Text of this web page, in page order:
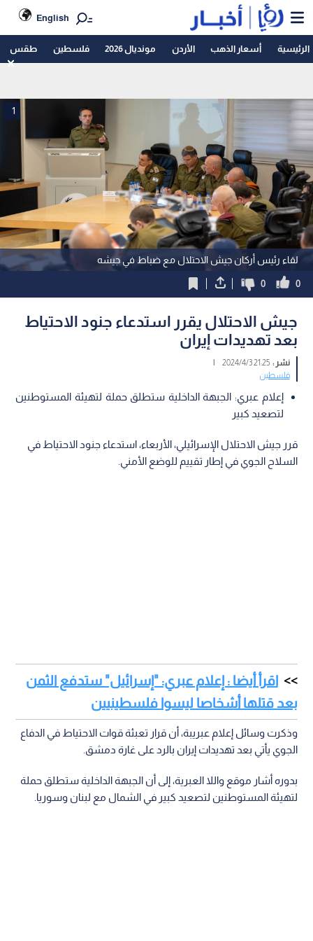
English
الرئيسية أسعار الذهب الأردن مونديال 2026 فلسطين طقس
لقاء رئيس أركان جيش الاحتلال مع ضباط في جيشه
1
0
0
جيش الاحتلال يقرر استدعاء جنود الاحتياط
بعد تهديدات إيران
نشر :21:25 2024/4/3
|
فلسطين
إعلام عبري: الجبهة الداخلية ستطلق حملة لتهيئة المستوطنين
لتصعيد كبير
قرر جيش الاحتلال الإسرائيلي، الأربعاء، استدعاء جنود الاحتياط في
السلاح الجوي في إطار تقييم للوضع الأمني.
اقرأ أيضا : إعلام عبري: "إسرائيل" ستدفع الثمن
بعد قتلها أشخاصا ليسوا فلسطينيين
وذكرت وسائل إعلام عبريبة، أن قرار تعبئة قوات الاحتياط في الدفاع
الجوي يأتي بعد تهديدات إيران بالرد على غارة دمشق.
بدوره أشار موقع واللا العبرية، إلى أن الجبهة الداخلية ستطلق حملة
لتهيئة المستوطنين لتصعيد كبير في الشمال مع لبنان وسوريا.